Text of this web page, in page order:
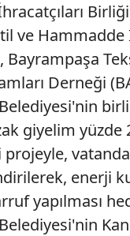
ve Hammadde
Bayrampaşa
Derneği
giyelim yüzde
enerji
yapılması